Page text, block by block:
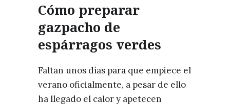
Cómo preparar
gazpacho de
espárragos verdes
Faltan unos días para que empiece el
verano oficialmente, a pesar de ello
ha llegado el calor y apetecen